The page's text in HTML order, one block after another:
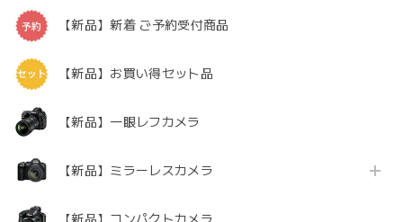
【新品】新着 ご予約受付商品
【新品】お買い得セット品
【新品】一眼レフカメラ
【新品】ミラーレスカメラ
【新品】コンパクトカメラ